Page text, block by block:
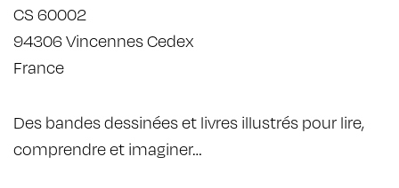
CS 60002
94306 Vincennes Cedex
France
Des bandes dessinées et livres illustrés pour lire,
comprendre et imaginer…